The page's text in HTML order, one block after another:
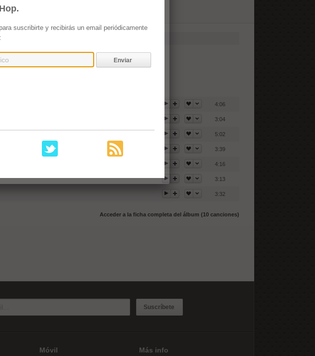
4:06
3:04
5:02
3:39
4:16
3:13
3:32
Acceder a la ficha completa del álbum (10 canciones)
Suscríbete
Móvil Más info
suscribirte y recibirás un email periódicamente
Enviar